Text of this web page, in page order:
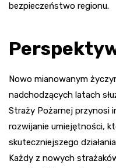
bezpieczeństwo regionu.
Nowo mianowanym
nadchodzących latach
Straży Pożarnej przynosi
rozwijanie umiejętności,
skuteczniejszego
Każdy z nowych